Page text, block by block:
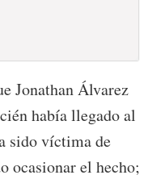
Jonathan Álvarez
había llegado al
sido víctima de
ocasionar el hecho;